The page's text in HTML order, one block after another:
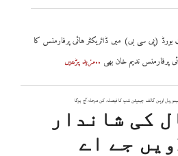
(پی سی بی) میں ڈائریکٹر ہائی پرفارمنس کا
پرفارمنس ندیم خان بھی ..مزید پڑھیں
کی شاندار
برتری، 11ویں جے اے